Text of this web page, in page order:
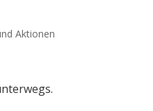
Aktionen